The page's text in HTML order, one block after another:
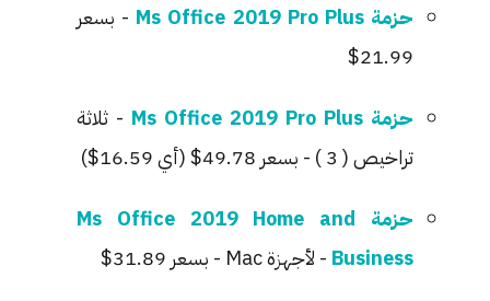
حزمة Ms Office 2019 Pro Plus
- بسعر
21.99$
حزمة Ms Office 2019 Pro Plus
- ثلاثة
تراخيص ( 3 ) - بسعر 49.78$ (أي 16.59$)
حزمة Ms Office 2019 Home and
Business - لأجهزة Mac - بسعر 31.89$